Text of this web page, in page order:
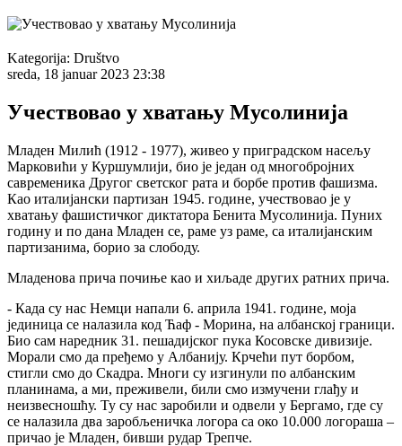
Kategorija: Društvo
sreda, 18 januar 2023 23:38
Учествовао у хватању Мусолинија
Младен Милић (1912 - 1977), живео у приградском насељу
Марковићи у Куршумлији, био је један од многобројних
савременика Другог светског рата и борбе против фашизма.
Као италијански партизан 1945. године, учествовао је у
хватању фашистичког диктатора Бенита Мусолинија. Пуних
годину и по дана Младен се, раме уз раме, са италијанским
партизанима, борио за слободу.
Младенова прича почиње као и хиљаде других ратних прича.
- Када су нас Немци напали 6. априла 1941. године, моја
јединица се налазила код Ћаф - Морина, на албанској граници.
Био сам наредник 31. пешадијског пука Косовске дивизије.
Морали смо да пређемо у Албанију. Крчећи пут борбом,
стигли смо до Скадра. Многи су изгинули по албанским
планинама, а ми, преживели, били смо измучени глађу и
неизвесношћу. Ту су нас заробили и одвели у Бергамо, где су
се налазила два заробљеничка логора са око 10.000 логораша –
причао је Младен, бивши рудар Трепче.